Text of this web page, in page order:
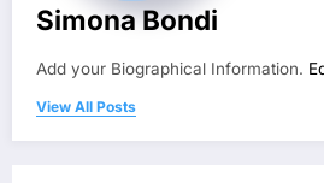
Simona Bondi
Add your Biographical Information.
View All Posts